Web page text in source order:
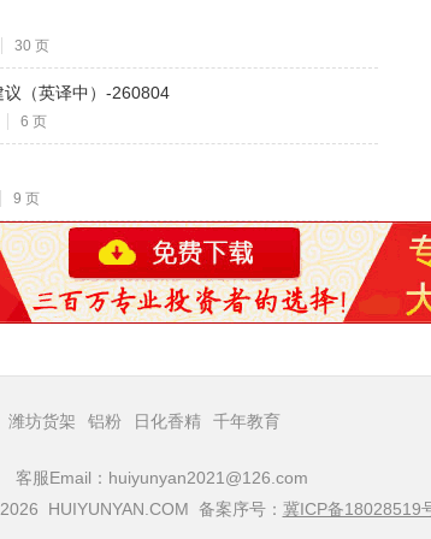
30 页
（英译中）-260804
6 页
9 页
潍坊货架 铝粉 日化香精 千年教育
客服Email：huiyunyan2021@126.com
HUIYUNYAN.COM 备案序号： 冀ICP备18028519